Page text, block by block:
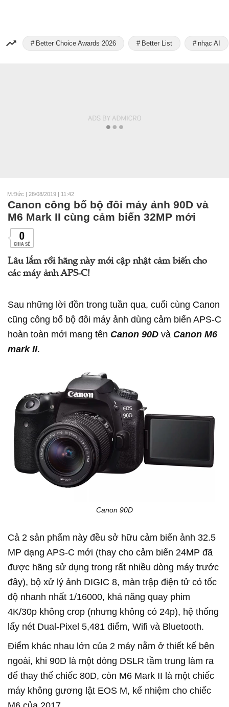
Better Choice Awards 2026 Better List nhạc AI
M.Đức | 28/08/2019 | 11:42
Canon công bố bộ đôi máy ảnh 90D và
M6 Mark II cùng cảm biến 32MP mới
0
CHIA SẺ
Lâu lắm rồi hãng này mới cập nhật cảm biến cho
các máy ảnh APS-C!
Sau những lời đồn trong tuần qua, cuối cùng Canon
cũng công bố bộ đôi máy ảnh dùng cảm biến APS-C
hoàn toàn mới mang tên Canon 90D và Canon M6
mark II.
Canon 90D
Cả 2 sản phẩm này đều sở hữu cảm biến ảnh 32.5
MP dạng APS-C mới (thay cho cảm biến 24MP đã
được hãng sử dụng trong rất nhiều dòng máy trước
đây), bộ xử lý ảnh DIGIC 8, màn trập điện tử có tốc
độ nhanh nhất 1/16000, khả năng quay phim
4K/30p không crop (nhưng không có 24p), hệ thống
lấy nét Dual-Pixel 5,481 điểm, Wifi và Bluetooth.
Điểm khác nhau lớn của 2 máy nằm ở thiết kế bên
ngoài, khi 90D là một dòng DSLR tầm trung làm ra
để thay thế chiếc 80D, còn M6 Mark II là một chiếc
máy không gương lật EOS M, kế nhiệm cho chiếc